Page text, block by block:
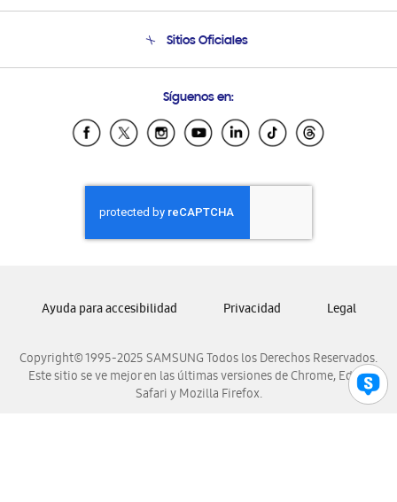
Soporte vía eMail
Sitios Oficiales
Samsung Ecuador
Samsung El Salvador
Samsung Honduras
Samsung Nicaragua
Samsung Panamá
Samsung Venezuela
Síguenos en:
Copyright© 1995-2025 SAMSUNG Todos los Derechos Reservados.
Este sitio se ve mejor en las últimas versiones de Chrome, Edge,
Safari y Mozilla Firefox.
Ayuda para accesibilidad Privacidad Legal